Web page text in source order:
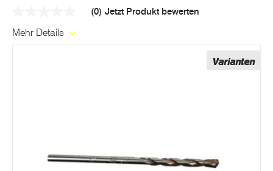
Link
(0) Jetzt Produkt bewerten
Mehr Details
Varianten